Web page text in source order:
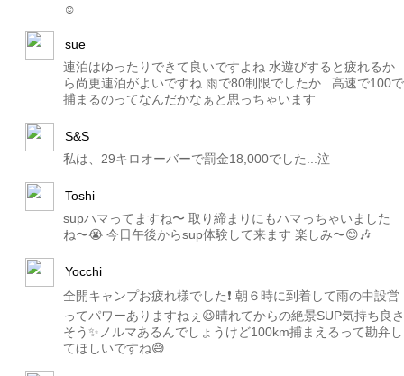
☺️
sue
連泊はゆったりできて良いですよね 水遊びすると疲れるか
ら尚更連泊がよいですね 雨で80制限でしたか...高速で100で
捕まるのってなんだかなぁと思っちゃいます
S&S
私は、29キロオーバーで罰金18,000でした...泣
Toshi
supハマってますね〜 取り締まりにもハマっちゃいました
ね〜😭 今日午後からsup体験して来ます 楽しみ〜😊🎶
Yocchi
全開キャンプお疲れ様でした❗️ 朝６時に到着して雨の中設営
ってパワーありますねぇ😆晴れてからの絶景SUP気持ち良さ
そう✨ノルマあるんでしょうけど100km捕まえるって勘弁し
てほしいですね😅